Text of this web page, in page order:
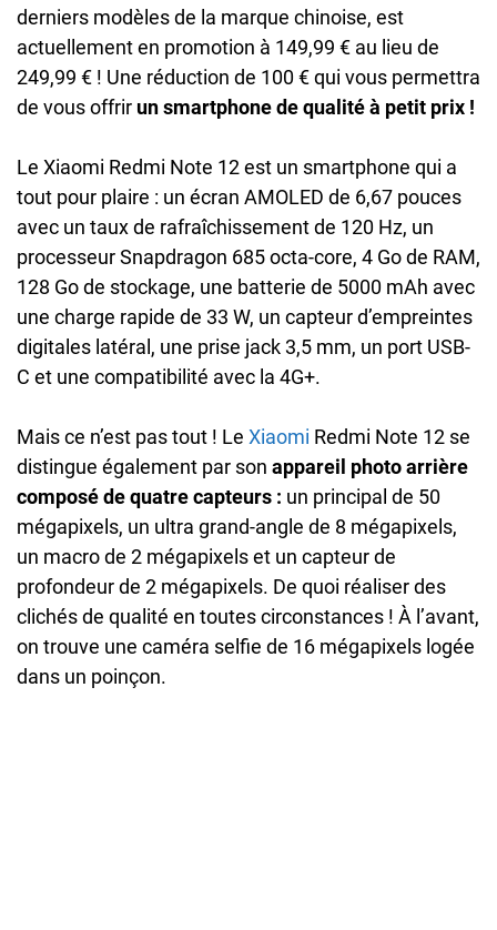
derniers modèles de la marque chinoise, est
actuellement en promotion à 149,99 € au lieu de
249,99 € ! Une réduction de 100 € qui vous permettra
de vous offrir un smartphone de qualité à petit prix !
Le Xiaomi Redmi Note 12 est un smartphone qui a
tout pour plaire : un écran AMOLED de 6,67 pouces
avec un taux de rafraîchissement de 120 Hz, un
processeur Snapdragon 685 octa-core, 4 Go de RAM,
128 Go de stockage, une batterie de 5000 mAh avec
une charge rapide de 33 W, un capteur d’empreintes
digitales latéral, une prise jack 3,5 mm, un port USB-
C et une compatibilité avec la 4G+.
Mais ce n’est pas tout ! Le Xiaomi Redmi Note 12 se
distingue également par son appareil photo arrière
composé de quatre capteurs : un principal de 50
mégapixels, un ultra grand-angle de 8 mégapixels,
un macro de 2 mégapixels et un capteur de
profondeur de 2 mégapixels. De quoi réaliser des
clichés de qualité en toutes circonstances ! À l’avant,
on trouve une caméra selfie de 16 mégapixels logée
dans un poinçon.